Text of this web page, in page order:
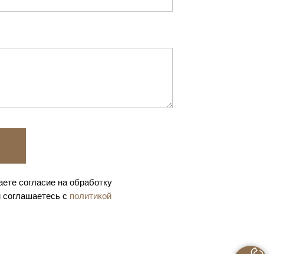
согласие на обработку
с политикой